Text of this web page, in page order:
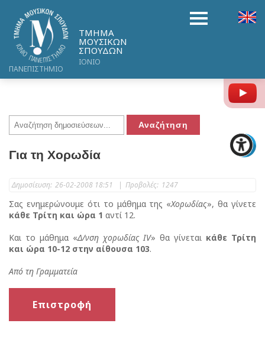
ΤΜΗΜΑ
ΜΟΥΣΙΚΩΝ
ΣΠΟΥΔΩΝ
ΙΟΝΙΟ
ΠΑΝΕΠΙΣΤΗΜΙΟ
Για τη Χορωδία
Δημοσίευση: 26-02-2008 18:51 | Προβολές: 1247
Σας ενημερώνουμε ότι το μάθημα της «Χορωδίας», θα γίνετε
κάθε Τρίτη και ώρα 1 αντί 12.
Και το μάθημα «Δ/νση χορωδίας IV» θα γίνεται κάθε Τρίτη
και ώρα 10-12 στην αίθουσα 103.
Από τη Γραμματεία
Επιστροφή